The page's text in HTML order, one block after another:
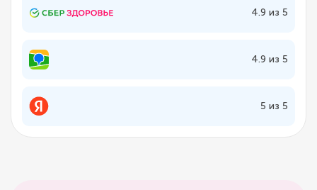
4.9 из 5
4.9 из 5
5 из 5